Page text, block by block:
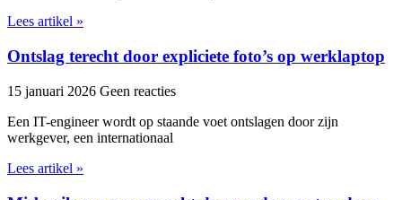
Lees artikel »
Ontslag terecht door expliciete foto’s op werklaptop
15 januari 2026 Geen reacties
Een IT-engineer wordt op staande voet ontslagen door zijn
werkgever, een internationaal
Lees artikel »